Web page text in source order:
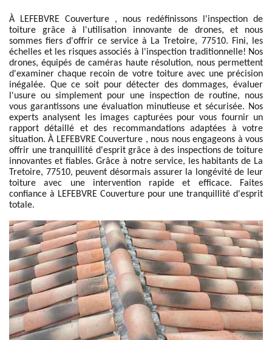
À LEFEBVRE Couverture , nous redéfinissons l'inspection de
toiture grâce à l'utilisation innovante de drones, et nous
sommes fiers d'offrir ce service à La Tretoire, 77510. Fini, les
échelles et les risques associés à l'inspection traditionnelle! Nos
drones, équipés de caméras haute résolution, nous permettent
d'examiner chaque recoin de votre toiture avec une précision
inégalée. Que ce soit pour détecter des dommages, évaluer
l'usure ou simplement pour une inspection de routine, nous
vous garantissons une évaluation minutieuse et sécurisée. Nos
experts analysent les images capturées pour vous fournir un
rapport détaillé et des recommandations adaptées à votre
situation. À LEFEBVRE Couverture , nous nous engageons à vous
offrir une tranquillité d'esprit grâce à des inspections de toiture
innovantes et fiables. Grâce à notre service, les habitants de La
Tretoire, 77510, peuvent désormais assurer la longévité de leur
toiture avec une intervention rapide et efficace. Faites
confiance à LEFEBVRE Couverture pour une tranquillité d'esprit
totale.